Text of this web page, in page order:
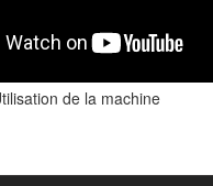
de la machine